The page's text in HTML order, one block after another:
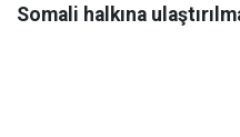
Somali halkına